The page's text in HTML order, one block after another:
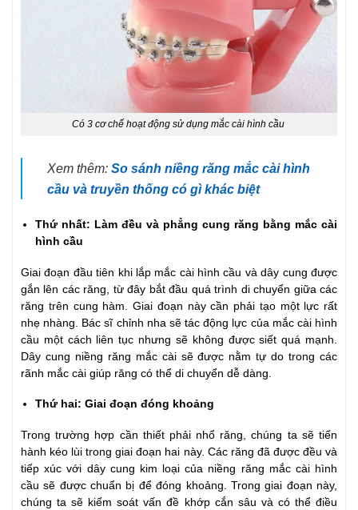
Có 3 cơ chế hoạt động sử dụng mắc cài hình cầu
Xem thêm: So sánh niềng răng mắc cài hình
cầu và truyền thống có gì khác biệt
Thứ nhất: Làm đều và phẳng cung răng bằng mắc cài
hình cầu
Giai đoạn đầu tiên khi lắp mắc cài hình cầu và dây cung được
gắn lên các răng, từ đây bắt đầu quá trình di chuyển giữa các
răng trên cung hàm. Giai đoạn này cần phải tạo một lực rất
nhẹ nhàng. Bác sĩ chỉnh nha sẽ tác động lực của mắc cài hình
cầu một cách liên tục nhưng sẽ không được siết quá mạnh.
Dây cung niềng răng mắc cài sẽ được nằm tự do trong các
rãnh mắc cài giúp răng có thể di chuyển dễ dàng.
Thứ hai: Giai đoạn đóng khoảng
Trong trường hợp cần thiết phải nhổ răng, chúng ta sẽ tiến
hành kéo lùi trong giai đoạn hai này. Các răng đã được đều và
tiếp xúc với dây cung kim loại của niềng răng mắc cài hình
cầu sẽ được chuẩn bị để đóng khoảng. Trong giai đoạn này,
chúng ta sẽ kiểm soát vấn đề khớp cắn sâu và có thể điều